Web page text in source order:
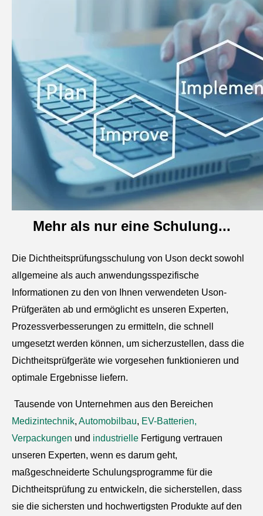
Mehr als nur eine Schulung...
Die Dichtheitsprüfungsschulung von Uson deckt sowohl
allgemeine als auch anwendungsspezifische
Informationen zu den von Ihnen verwendeten Uson-
Prüfgeräten ab und ermöglicht es unseren Experten,
Prozessverbesserungen zu ermitteln, die schnell
umgesetzt werden können, um sicherzustellen, dass die
Dichtheitsprüfgeräte wie vorgesehen funktionieren und
optimale Ergebnisse liefern.
Tausende von Unternehmen aus den Bereichen
Medizintechnik, Automobilbau, EV-Batterien,
Verpackungen und industrielle Fertigung vertrauen
unseren Experten, wenn es darum geht,
maßgeschneiderte Schulungsprogramme für die
Dichtheitsprüfung zu entwickeln, die sicherstellen, dass
sie die sichersten und hochwertigsten Produkte auf den